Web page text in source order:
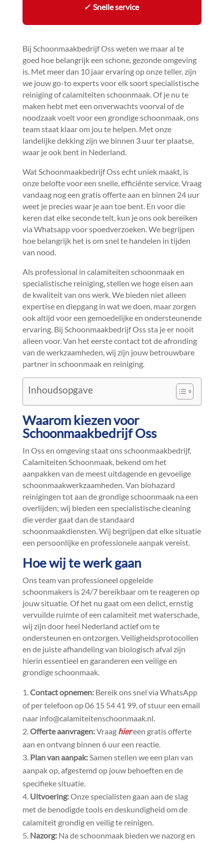
✓Snelle service
Bij Schoonmaakbedrijf Oss weten we maar al te
goed hoe belangrijk een schone, gezonde omgeving
is.​ Met meer dan 10 jaar ervaring op onze teller, zijn
we jouw go-to experts voor elk soort specialistische
reiniging of calamiteiten schoonmaak.​ Of je nu te
maken hebt met een onverwachts voorval of de
noodzaak voelt voor een grondige schoonmaak, ons
team staat klaar om jou te helpen.​ Met onze
landelijke dekking zijn we binnen 3 uur ter plaatse,
waar je ook bent in Nederland.​
Wat Schoonmaakbedrijf Oss echt uniek maakt, is
onze belofte voor een snelle, efficiënte service.​ Vraag
vandaag nog een gratis offerte aan en binnen 24 uur
weet je precies waar je aan toe bent.​ En voor die
keren dat elke seconde telt, kun je ons ook bereiken
via Whatsapp voor spoedverzoeken.​ We begrijpen
hoe belangrijk het is om snel te handelen in tijden
van nood.​
Als professional in calamiteiten schoonmaak en
specialistische reiniging, stellen we hoge eisen aan
de kwaliteit van ons werk.​ We bieden niet alleen
expertise en diepgang in wat we doen, maar zorgen
ook altijd voor een gemoedelijke en ondersteunende
ervaring.​ Bij Schoonmaakbedrijf Oss sta je er nooit
alleen voor.​ Van het eerste contact tot de afronding
van de werkzaamheden, wij zijn jouw betrouwbare
partner in schoonmaak en reiniging.​
Inhoudsopgave
Waarom kiezen voor
Schoonmaakbedrijf Oss
In Oss en omgeving staat ons schoonmaakbedrijf,
Calamiteiten Schoonmaak, bekend om het
aanpakken van de meest uitdagende en gevoelige
schoonmaakwerkzaamheden.​ Van biohazard
reinigingen tot aan de grondige schoonmaak na een
overlijden; wij bieden een specialistische cleaning
die verder gaat dan de standaard
schoonmaakdiensten.​ Wij begrijpen dat elke situatie
een persoonlijke en professionele aanpak vereist.​
Hoe wij te werk gaan
Ons team van professioneel opgeleide
schoonmakers is 24/7 bereikbaar om te reageren op
jouw situatie.​ Of het nu gaat om een delict, ernstig
vervuilde ruimte of een calamiteit met waterschade,
wij zijn door heel Nederland actief om te
ondersteunen en ontzorgen.​ Veiligheidsprotocollen
en de juiste afhandeling van biologisch afval zijn
hierin essentieel en garanderen een veilige en
grondige schoonmaak.​
Contact opnemen:Bereik ons snel via WhatsApp
of per telefoon op 06 15 54 41 99, of stuur een email
naar info@calamiteitenschoonmaak.​nl.​
Offerte aanvragen:Vraag hiereen gratis offerte
aan en ontvang binnen 6 uur een reactie.​
Plan van aanpak:Samen stellen we een plan van
aanpak op, afgestemd op jouw behoeften en de
specifieke situatie.​
Uitvoering:Onze specialisten gaan aan de slag
met de benodigde tools en deskundigheid om de
calamiteit grondig en veilig te reinigen.​
Nazorg:Na de schoonmaak bieden we nazorg en